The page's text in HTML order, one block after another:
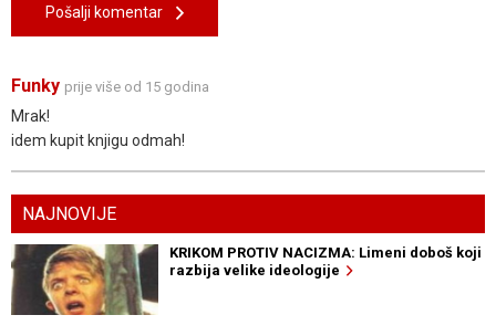
Pošalji komentar
Funky prije više od 15 godina
Mrak!
idem kupit knjigu odmah!
NAJNOVIJE
KRIKOM PROTIV NACIZMA: Limeni doboš koji
razbija velike ideologije